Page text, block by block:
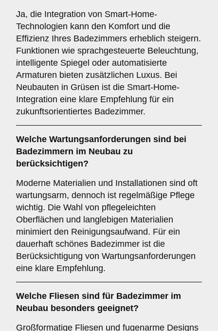
Ja, die Integration von Smart-Home-
Technologien kann den Komfort und die
Effizienz Ihres Badezimmers erheblich steigern.
Funktionen wie sprachgesteuerte Beleuchtung,
intelligente Spiegel oder automatisierte
Armaturen bieten zusätzlichen Luxus. Bei
Neubauten in Grüsen ist die Smart-Home-
Integration eine klare Empfehlung für ein
zukunftsorientiertes Badezimmer.
Welche Wartungsanforderungen sind bei
Badezimmern im Neubau zu
berücksichtigen?
Moderne Materialien und Installationen sind oft
wartungsarm, dennoch ist regelmäßige Pflege
wichtig. Die Wahl von pflegeleichten
Oberflächen und langlebigen Materialien
minimiert den Reinigungsaufwand. Für ein
dauerhaft schönes Badezimmer ist die
Berücksichtigung von Wartungsanforderungen
eine klare Empfehlung.
Welche Fliesen sind für Badezimmer im
Neubau besonders geeignet?
Großformatige Fliesen und fugenarme Designs